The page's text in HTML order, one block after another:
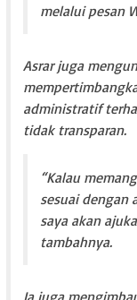
melalui pesan
Asrar juga
administratif
tidak transparan.
“Kalau
sesuai dengan
saya akan
tambahnya.